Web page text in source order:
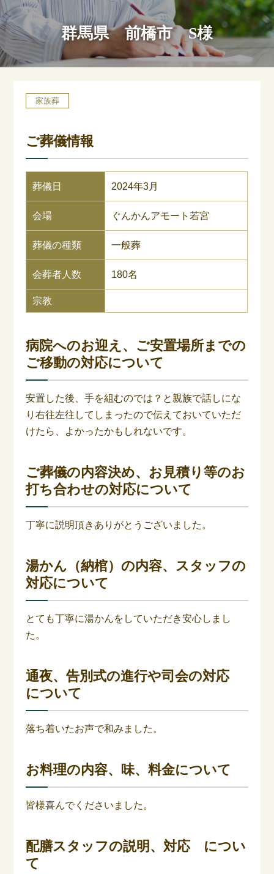
群馬県 前橋市 S様
家族葬
ご葬儀情報
葬儀日 2024年3月
会場 ぐんかんアモート若宮
葬儀の種類 一般葬
会葬者人数 180名
宗教
病院へのお迎え、ご安置場所までの
ご移動の対応について
安置した後、手を組むのでは？と親族で話しにな
り右往左往してしまったので伝えておいていただ
けたら、よかったかもしれないです。
ご葬儀の内容決め、お見積り等のお
打ち合わせの対応について
丁寧に説明頂きありがとうございました。
湯かん（納棺）の内容、スタッフの
対応について
とても丁寧に湯かんをしていただき安心しまし
た。
通夜、告別式の進行や司会の対応
について
落ち着いたお声で和みました。
お料理の内容、味、料金について
皆様喜んでくださいました。
配膳スタッフの説明、対応 につい
て